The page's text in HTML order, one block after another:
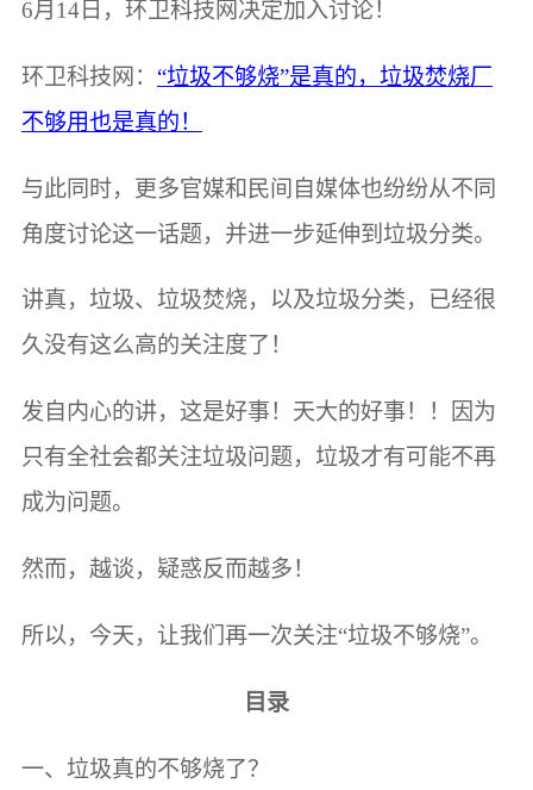
6月14日，环卫科技网决定加入讨论！
环卫科技网： “垃圾不够烧”是真的，垃圾焚烧厂
不够用也是真的！
与此同时，更多官媒和民间自媒体也纷纷从不同
角度讨论这一话题，并进一步延伸到垃圾分类。
讲真，垃圾、垃圾焚烧，以及垃圾分类，已经很
久没有这么高的关注度了！
发自内心的讲，这是好事！天大的好事！！因为
只有全社会都关注垃圾问题，垃圾才有可能不再
成为问题。
然而，越谈，疑惑反而越多！
所以，今天，让我们再一次关注“垃圾不够烧”。
目录
一、垃圾真的不够烧了？